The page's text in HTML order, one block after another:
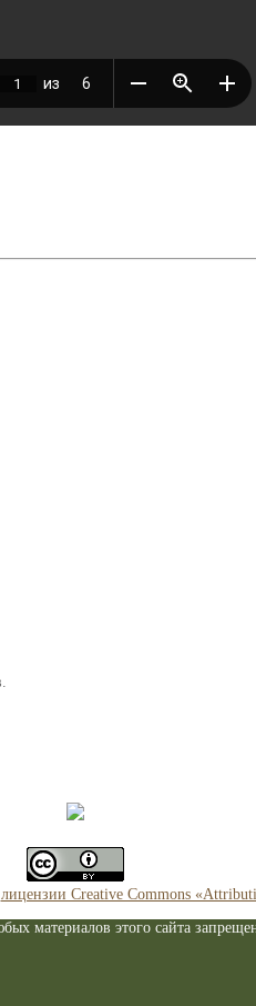
лицензии Creative Commons
этого сайта